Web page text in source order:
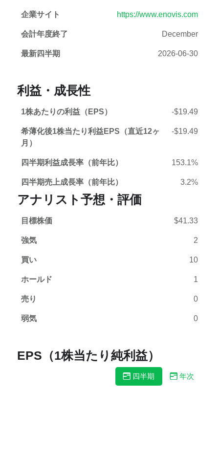
企業サイト https://www.enovis.com
会計年度終了 December
最新四半期 2026-06-30
利益・成長性
1株あたりの利益（EPS） -$19.49
希薄化後1株当たり利益EPS（直近12ヶ
月）
-$19.49
四半期利益成長率（前年比） 153.1%
四半期売上成長率（前年比） 3.2%
アナリスト予想・評価
目標株価 $41.33
強気 2
買い 10
ホールド 1
売り 0
弱気 0
EPS（1株当たり純利益）
四半期 年次